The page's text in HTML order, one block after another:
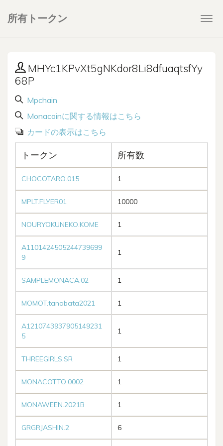
所有トークン
MHYc1KPvXt5gNKdor8Li8dfuaqtsfYy
68P
Mpchain
Monacoinに関する情報はこちら
カードの表示はこちら
トークン 所有数
CHOCOTARO.015 1
MPLT.FLYER01 10000
NOURYOKUNEKO.KOME 1
A1101424505244739699
9
1
SAMPLEMONACA.02 1
MOMOT.tanabata2021 1
A1210743937905149231
5
1
THREEGIRLS.SR 1
MONACOTTO.0002 1
MONAWEEN.2021B 1
GRGRJASHIN.2 6